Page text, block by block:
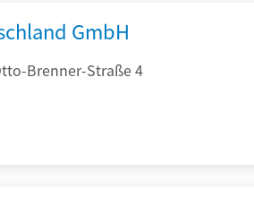
GmbH
Brenner-Straße 4